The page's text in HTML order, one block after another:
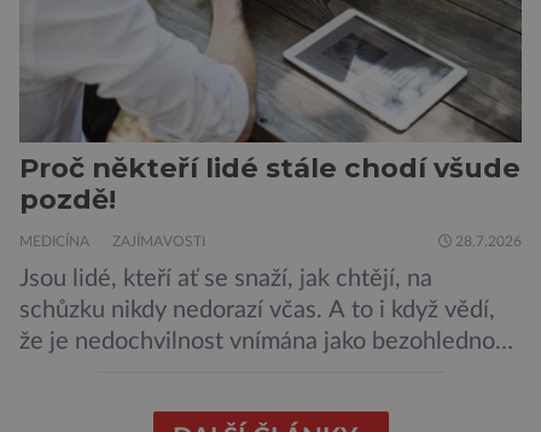
Proč někteří lidé stále chodí všude
pozdě!
MEDICÍNA ZAJÍMAVOSTI 28.7.2026
Jsou lidé, kteří ať se snaží, jak chtějí, na
schůzku nikdy nedorazí včas. A to i když vědí,
že je nedochvilnost vnímána jako bezohlednost